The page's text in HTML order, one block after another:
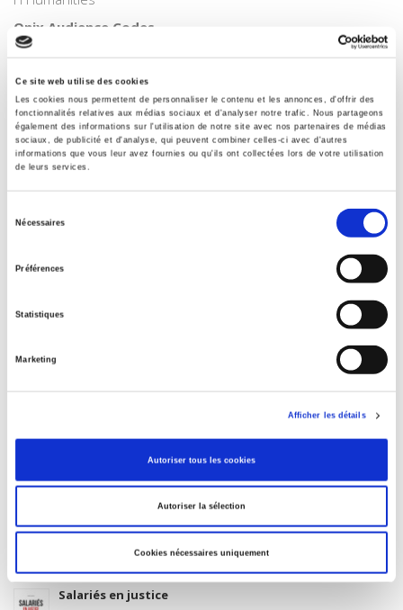
Ce site web utilise des cookies
Les cookies nous permettent de personnaliser le contenu et les annonces, d'offrir des
fonctionnalités relatives aux médias sociaux et d'analyser notre trafic. Nous partageons
également des informations sur l'utilisation de notre site avec nos partenaires de médias
sociaux, de publicité et d'analyse, qui peuvent combiner celles-ci avec d'autres
informations que vous leur avez fournies ou qu'ils ont collectées lors de votre utilisation
de leurs services.
Nécessaires
Préférences
Statistiques
Marketing
Afficher les détails
Autoriser tous les cookies
Autoriser la sélection
Cookies nécessaires uniquement
Onix Audience Codes
06 Professional and scholarly
CLIL (Version 2013-2019)
3283 SCIENCES POLITIQUES
Title First Published
20 January 2009
Subject Scheme Identifier Code
Thema subject category: Politics and government
Type of Work
Includes
Original Language
La mutation climatique
Salariés en justice